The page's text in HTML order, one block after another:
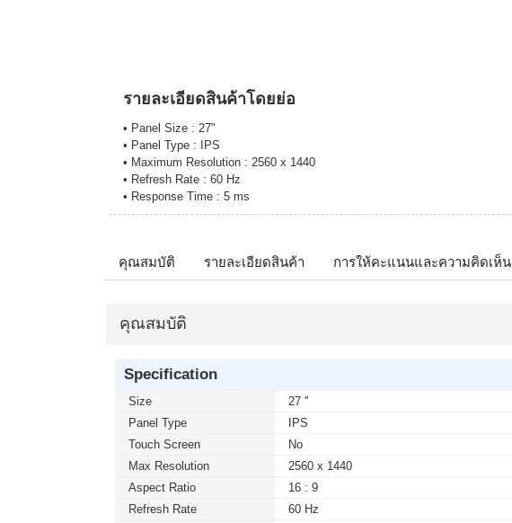
รายละเอียดสินค้าโดยย่อ
• Panel Size : 27"
• Panel Type : IPS
• Maximum Resolution : 2560 x 1440
• Refresh Rate : 60 Hz
• Response Time : 5 ms
คุณสมบัติ รายละเอียดสินค้า การให้คะแนนและความคิดเห็น
คุณสมบัติ
Specification
Size
27 ''
Panel Type
IPS
Touch Screen
No
Max Resolution
2560 x 1440
Aspect Ratio
16 : 9
Refresh Rate
60 Hz